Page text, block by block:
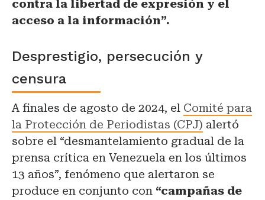
contra la libertad de expresión y el
acceso a la información”.
Desprestigio, persecución y
censura
A finales de agosto de 2024, el Comité para
la Protección de Periodistas (CPJ) alertó
sobre el “desmantelamiento gradual de la
prensa crítica en Venezuela en los últimos
13 años”, fenómeno que alertaron se
produce en conjunto con “campañas de